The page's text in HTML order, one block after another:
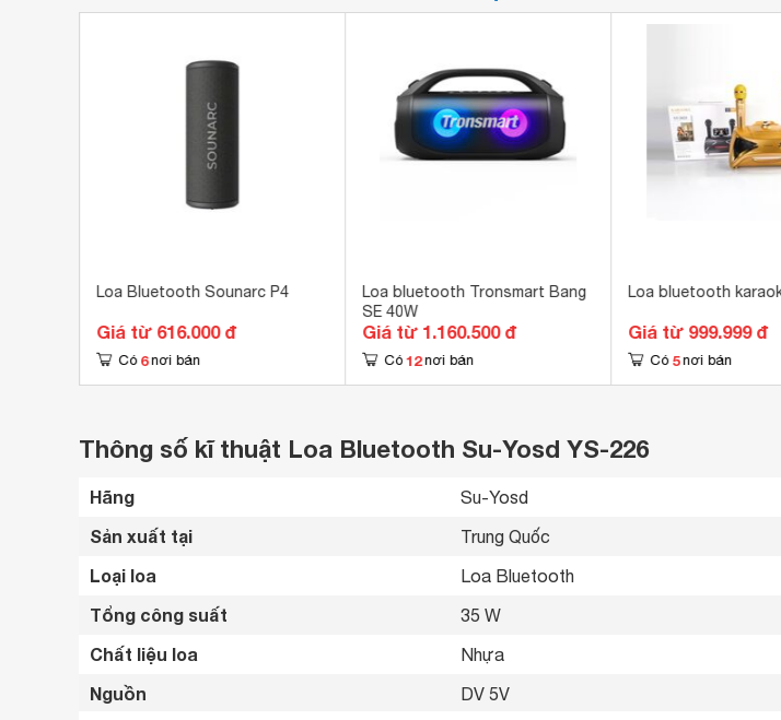
Loa Bluetooth Sounarc P4
Giá từ 616.000 đ
Có 6 nơi bán
Loa bluetooth Tronsmart Bang
SE 40W
Giá từ 1.160.500 đ
Có 12 nơi bán
Loa bluetooth
Giá từ 999.999 đ
Có 5 nơi bán
Thông số kĩ thuật Loa Bluetooth Su-Yosd YS-226
Hãng Su-Yosd
Sản xuất tại Trung Quốc
Loại loa Loa Bluetooth
Tổng công suất 35 W
Chất liệu loa Nhựa
Nguồn DV 5V